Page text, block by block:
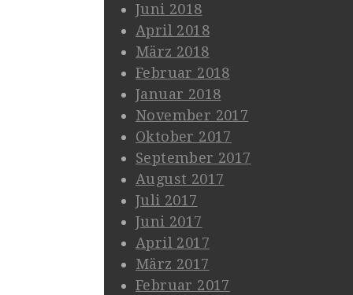
Juni 2018
April 2018
März 2018
Februar 2018
Januar 2018
November 2017
Oktober 2017
September 2017
August 2017
Juli 2017
Juni 2017
April 2017
März 2017
Februar 2017